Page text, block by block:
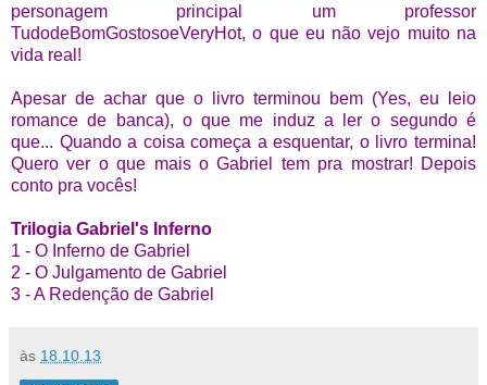
personagem principal um professor
TudodeBomGostosoeVeryHot, o que eu não vejo muito na
vida real!
Apesar de achar que o livro terminou bem (Yes, eu leio
romance de banca), o que me induz a ler o segundo é
que... Quando a coisa começa a esquentar, o livro termina!
Quero ver o que mais o Gabriel tem pra mostrar! Depois
conto pra vocês!
Trilogia Gabriel's Inferno
1 - O Inferno de Gabriel
2 - O Julgamento de Gabriel
3 - A Redenção de Gabriel
às 18.10.13